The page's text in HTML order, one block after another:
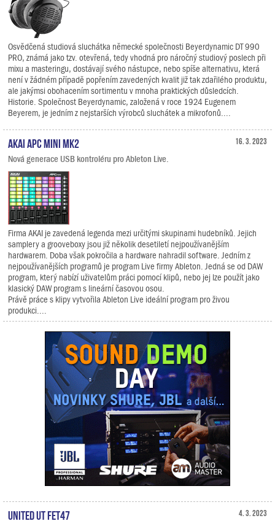
Osvědčená studiová sluchátka německé společnosti Beyerdynamic DT 990
PRO, známá jako tzv. otevřená, tedy vhodná pro náročný studiový poslech při
mixu a masteringu, dostávají svého nástupce, nebo spíše alternativu, která
není v žádném případě popřením zavedených kvalit již tak zdařilého produktu,
ale jakýmsi obohacením sortimentu v mnoha praktických důsledcích.
Historie. Společnost Beyerdynamic, založená v roce 1924 Eugenem
Beyerem, je jedním z nejstarších výrobců sluchátek a mikrofonů....
16. 3. 2023
AKAI APC Mini mk2
Nová generace USB kontroléru pro Ableton Live.
Firma AKAI je zavedená legenda mezi určitými skupinami hudebníků. Jejich
samplery a grooveboxy jsou již několik desetiletí nejpoužívanějším
hardwarem. Doba však pokročila a hardware nahradil software. Jedním z
nejpoužívanějších programů je program Live firmy Ableton. Jedná se od DAW
program, který nabízí uživatelům práci pomocí klipů, nebo jej lze použít jako
klasický DAW program s lineární časovou osou.
Právě práce s klipy vytvořila Ableton Live ideální program pro živou
produkci....
4. 3. 2023
United UT FET47